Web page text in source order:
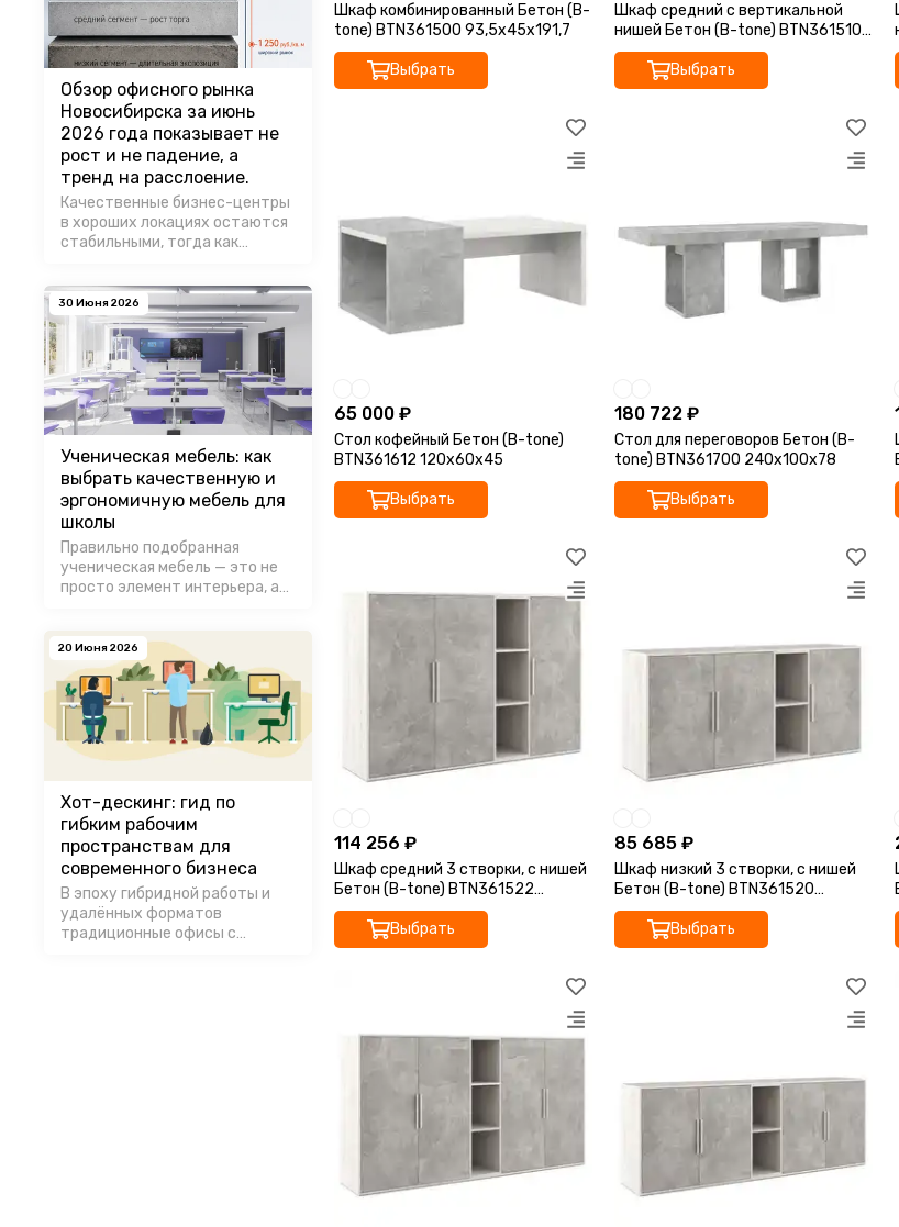
Шкаф комбинированный Бетон (B-
tone) BTN361500 93,5x45x191,7
Выбрать
Шкаф средний с вертикальной
нишей Бетон (B-tone) BTN361510
93,5x45x115,7
Выбрать
65 000 ₽
Стол кофейный Бетон (B-tone)
BTN361612 120x60x45
Выбрать
180 722 ₽
Стол для переговоров Бетон (B-
tone) BTN361700 240x100x78
Выбрать
114 256 ₽
Шкаф средний 3 створки, с нишей
Бетон (B-tone) BTN361522
168,8x45x115,7
Выбрать
85 685 ₽
Шкаф низкий 3 створки, с нишей
Бетон (B-tone) BTN361520
168,8x45x78
Выбрать
Обзор офисного рынка
Новосибирска за июнь
2026 года показывает не
рост и не падение, а
тренд на расслоение.
Качественные бизнес-центры
в хороших локациях остаются
стабильными, тогда как
сегмента испытывают
увеличение торга и сроков
экспозиции.
30 Июня 2026
Ученическая мебель: как
выбрать качественную и
эргономичную мебель для
школы
Правильно подобранная
ученическая мебель — это не
просто элемент интерьера, а
процесса.
20 Июня 2026
Хот-дескинг: гид по
гибким рабочим
пространствам для
современного бизнеса
В эпоху гибридной работы и
удалённых форматов
традиционные офисы с